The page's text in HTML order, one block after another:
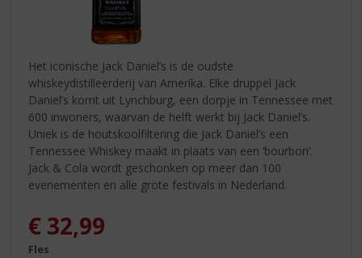
Het iconische Jack Daniel’s is de oudste
whiskeydistilleerderij van Amerika. Elke druppel Jack
Daniel’s komt uit Lynchburg, een dorpje in Tennessee met
600 inwoners, waarvan de helft werkt bij Jack Daniel’s.
Uniek is de houtskoolfiltering die Jack Daniel’s een
Tennessee Whiskey maakt in plaats van een ‘bourbon’.
Jack & Cola wordt geschonken op meer dan 100
evenementen en alle grote festivals in Nederland.
€ 32,99
Fles